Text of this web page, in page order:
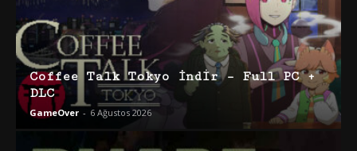
Coffee Talk Tokyo İndir – Full PC +
DLC
GameOver - 6 Ağustos 2026